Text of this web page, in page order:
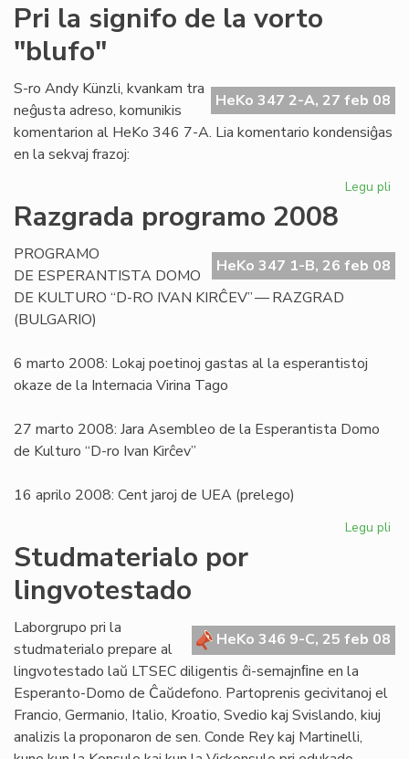
Pri la signifo de la vorto
"blufo"
HeKo 347 2-A, 27 feb 08
S-ro Andy Künzli, kvankam tra
neĝusta adreso, komunikis
komentarion al HeKo 346 7-A. Lia komentario kondensiĝas
en la sekvaj frazoj:
Legu pli
la
Razgrada programo 2008
HeKo 347 1-B, 26 feb 08
PROGRAMO
DE ESPERANTISTA DOMO
DE KULTURO “D-RO IVAN KIRĈEV” — RAZGRAD
(BULGARIO)
6 marto 2008: Lokaj poetinoj gastas al la esperantistoj
okaze de la Internacia Virina Tago
27 marto 2008: Jara Asembleo de la Esperantista Domo
de Kulturo “D-ro Ivan Kirĉev”
16 aprilo 2008: Cent jaroj de UEA (prelego)
Legu pli
Studmaterialo por
lingvotestado
HeKo 346 9-C, 25 feb 08
Laborgrupo pri la
studmaterialo prepare al
lingvotestado laŭ LTSEC diligentis ĉi-semajnﬁne en la
Esperanto-Domo de Ĉaŭdefono. Partoprenis gecivitanoj el
Francio, Germanio, Italio, Kroatio, Svedio kaj Svislando, kiuj
analizis la proponaron de sen. Conde Rey kaj Martinelli,